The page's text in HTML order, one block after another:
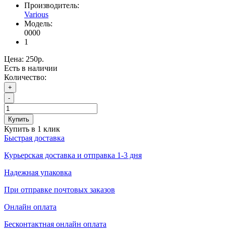
Производитель:
Various
Модель:
0000
1
Цена: 250р.
Есть в наличии
Количество:
+
-
Купить
Купить в 1 клик
Быстрая доставка
Курьерская доставка и отправка 1-3 дня
Надежная упаковка
При отправке почтовых заказов
Онлайн оплата
Бесконтактная онлайн оплата